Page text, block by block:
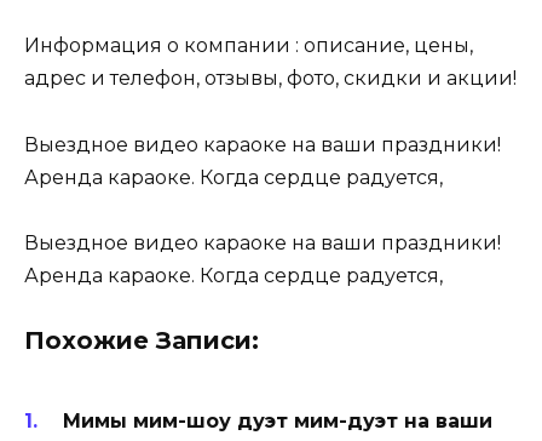
Информация о компании : описание, цены,
адрес и телефон, отзывы, фото, скидки и акции!
Выездное видео караоке на ваши праздники!
Аренда караоке. Когда сердце радуется,
Выездное видео караоке на ваши праздники!
Аренда караоке. Когда сердце радуется,
Похожие Записи:
Мимы мим-шоу дуэт мим-дуэт на ваши